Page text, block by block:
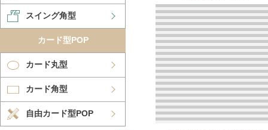
スイング角型
カード型POP
カード丸型
カード角型
自由カード型POP